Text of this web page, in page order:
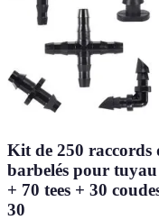
Kit de 250
barbelés pour
+ 70 tees + 30
30